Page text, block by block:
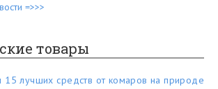
=>>>
товары
15 лучших средств от комаров на природе